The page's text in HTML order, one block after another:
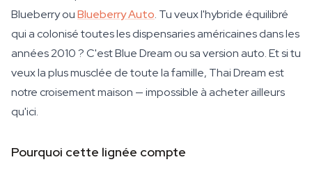
Blueberry ouBlueberry Auto. Tu veux l'hybride équilibré
qui a colonisé toutes les dispensaries américaines dans les
années 2010 ? C'est Blue Dream ou sa version auto. Et si tu
veux la plus musclée de toute la famille, Thai Dream est
notre croisement maison — impossible à acheter ailleurs
qu'ici.
Pourquoi cette lignée compte